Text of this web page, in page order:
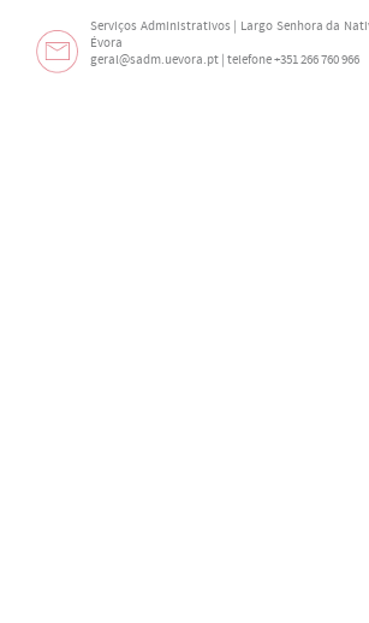
Serviços Administrativos | Largo Senhora da
Évora
geral@sadm.uevora.pt | telefone +351 266 760 966